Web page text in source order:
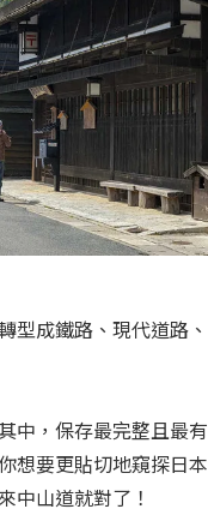
型成鐵路、現代道路、
中，保存最完整且最有
想要更貼切地窺探日本
中山道就對了！